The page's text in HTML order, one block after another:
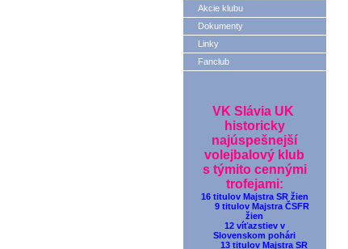
Akcie klubu
Dokumenty
Linky
Fanclub
VK Slávia UK
historicky
najúspešnejší
volejbalový klub
s týmito cennými
trofejami:
16 titulov Majstra SR žien
9 titulov Majstra ČSFR
žien
12 víťazstiev v
Slovenskom pohári
13 titulov Majstra SR